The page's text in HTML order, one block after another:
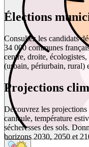
Élections
Consultez les candidats
34 000 communes
centre, droite,
(urbain, périurbain, rural)
Projections
Découvrez les
canicule, température
sécheresses des sols.
horizons 2030, 2050 et